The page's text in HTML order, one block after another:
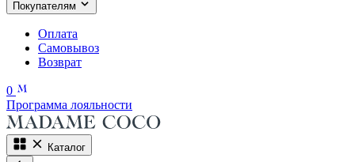
Покупателям
Оплата
Самовывоз
Возврат
0
Программа лояльности
Каталог